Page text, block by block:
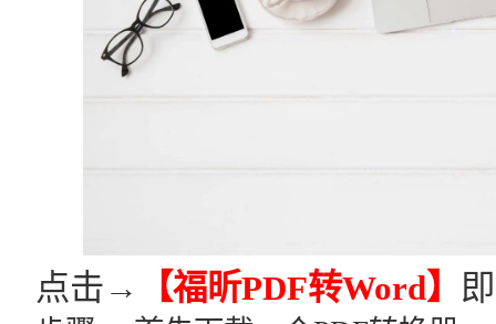
点击→ 【福昕PDF转Word】